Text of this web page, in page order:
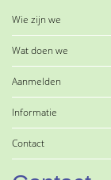
Wie zijn we
Wat doen we
Aanmelden
Informatie
Contact